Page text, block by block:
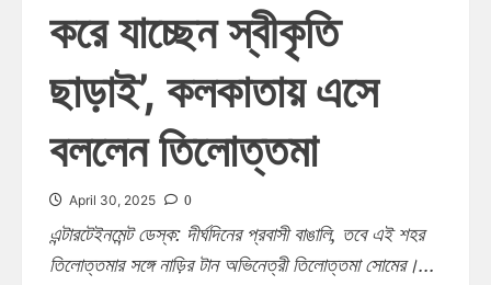
করে যাচ্ছেন স্বীকৃতি
ছাড়াই’, কলকাতায় এসে
বললেন তিলোত্তমা
April 30, 2025 0
এন্টারটেইনমেন্ট ডেস্ক: দীর্ঘদিনের প্রবাসী বাঙালি, তবে এই শহর
তিলোত্তমার সঙ্গে নাড়ির টান অভিনেত্রী তিলোত্তমা সোমের।...